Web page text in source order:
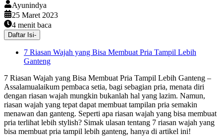
Ayunindya
25 Maret 2023
4 menit baca
Daftar Isi-
7 Riasan Wajah yang Bisa Membuat Pria Tampil Lebih
Ganteng
7 Riasan Wajah yang Bisa Membuat Pria Tampil Lebih Ganteng –
Assalamualaikum pembaca setia, bagi sebagian pria, menata diri
dengan riasan wajah mungkin bukanlah hal yang lazim. Namun,
riasan wajah yang tepat dapat membuat tampilan pria semakin
menawan dan ganteng. Seperti apa riasan wajah yang bisa membuat
pria terlihat lebih stylish? Simak ulasan tentang 7 riasan wajah yang
bisa membuat pria tampil lebih ganteng, hanya di artikel ini!